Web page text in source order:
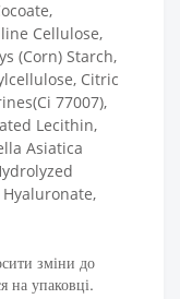
Cellulose,
(Corn) Starch,
Citric
77007),
Lecithin,
Asiatica
зміни до
на упаковці.